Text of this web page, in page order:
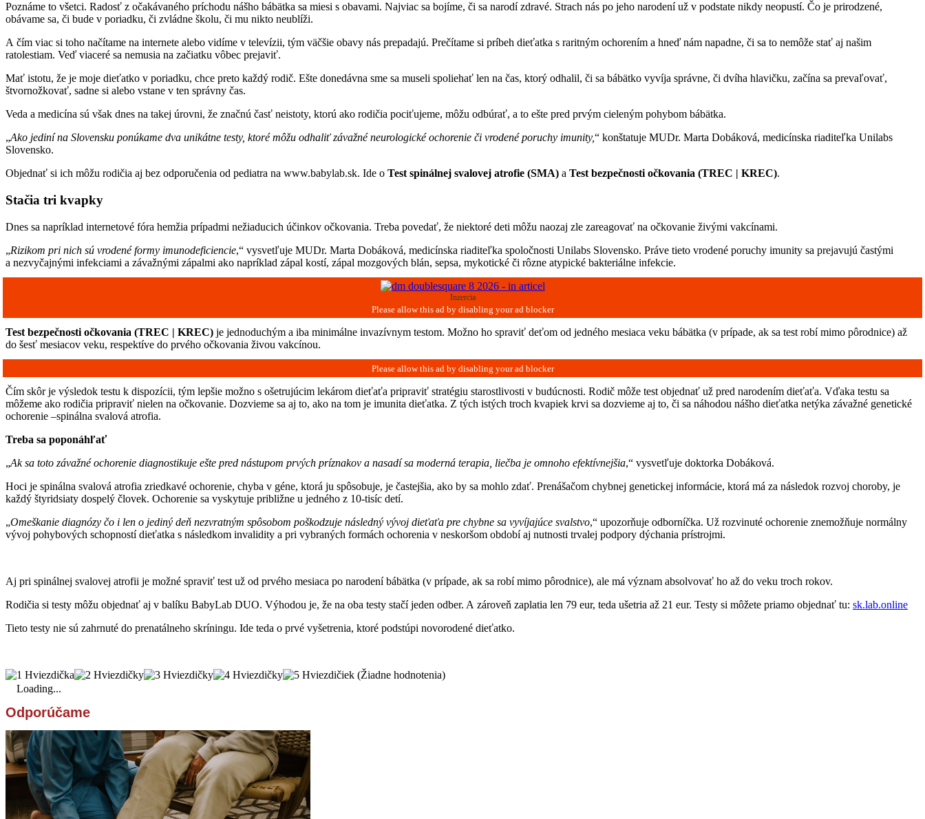
Poznáme to všetci. Radosť z očakávaného príchodu nášho bábätka sa miesi s obavami. Najviac sa bojíme, či sa narodí zdravé. Strach nás po jeho narodení už v podstate nikdy neopustí. Čo je prirodzené,
obávame sa, či bude v poriadku, či zvládne školu, či mu nikto neublíži.
A čím viac si toho načítame na internete alebo vidíme v televízii, tým väčšie obavy nás prepadajú. Prečítame si príbeh dieťatka s raritným ochorením a hneď nám napadne, či sa to nemôže stať aj našim
ratolestiam. Veď viaceré sa nemusia na začiatku vôbec prejaviť.
Mať istotu, že je moje dieťatko v poriadku, chce preto každý rodič. Ešte donedávna sme sa museli spoliehať len na čas, ktorý odhalil, či sa bábätko vyvíja správne, či dvíha hlavičku, začína sa prevaľovať,
štvornožkovať, sadne si alebo vstane v ten správny čas.
Veda a medicína sú však dnes na takej úrovni, že značnú časť neistoty, ktorú ako rodičia pociťujeme, môžu odbúrať, a to ešte pred prvým cieleným pohybom bábätka.
„Ako jediní na Slovensku ponúkame dva unikátne testy, ktoré môžu odhaliť závažné neurologické ochorenie či vrodené poruchy imunity,“ konštatuje MUDr. Marta Dobáková, medicínska riaditeľka Unilabs
Slovensko.
Objednať si ich môžu rodičia aj bez odporučenia od pediatra na www.babylab.sk. Ide o Test spinálnej svalovej atrofie (SMA) a Test bezpečnosti očkovania (TREC | KREC).
Stačia tri kvapky
Dnes sa napríklad internetové fóra hemžia prípadmi nežiaducich účinkov očkovania. Treba povedať, že niektoré deti môžu naozaj zle zareagovať na očkovanie živými vakcínami.
„Rizikom pri nich sú vrodené formy imunodeficiencie,“ vysvetľuje MUDr. Marta Dobáková, medicínska riaditeľka spoločnosti Unilabs Slovensko. Práve tieto vrodené poruchy imunity sa prejavujú častými
a nezvyčajnými infekciami a závažnými zápalmi ako napríklad zápal kostí, zápal mozgových blán, sepsa, mykotické či rôzne atypické bakteriálne infekcie.
Inzercia
Test bezpečnosti očkovania (TREC | KREC) je jednoduchým a iba minimálne invazívnym testom. Možno ho spraviť deťom od jedného mesiaca veku bábätka (v prípade, ak sa test robí mimo pôrodnice) až
do šesť mesiacov veku, respektíve do prvého očkovania živou vakcínou.
Čím skôr je výsledok testu k dispozícii, tým lepšie možno s ošetrujúcim lekárom dieťaťa pripraviť stratégiu starostlivosti v budúcnosti. Rodič môže test objednať už pred narodením dieťaťa. Vďaka testu sa
môžeme ako rodičia pripraviť nielen na očkovanie. Dozvieme sa aj to, ako na tom je imunita dieťatka. Z tých istých troch kvapiek krvi sa dozvieme aj to, či sa náhodou nášho dieťatka netýka závažné genetické
ochorenie –spinálna svalová atrofia.
Treba sa poponáhľať
„Ak sa toto závažné ochorenie diagnostikuje ešte pred nástupom prvých príznakov a nasadí sa moderná terapia, liečba je omnoho efektívnejšia,“ vysvetľuje doktorka Dobáková.
Hoci je spinálna svalová atrofia zriedkavé ochorenie, chyba v géne, ktorá ju spôsobuje, je častejšia, ako by sa mohlo zdať. Prenášačom chybnej genetickej informácie, ktorá má za následok rozvoj choroby, je
každý štyridsiaty dospelý človek. Ochorenie sa vyskytuje približne u jedného z 10-tisíc detí.
„Omeškanie diagnózy čo i len o jediný deň nezvratným spôsobom poškodzuje následný vývoj dieťaťa pre chybne sa vyvíjajúce svalstvo,“ upozorňuje odborníčka. Už rozvinuté ochorenie znemožňuje normálny
vývoj pohybových schopností dieťatka s následkom invalidity a pri vybraných formách ochorenia v neskoršom období aj nutnosti trvalej podpory dýchania prístrojmi.
Aj pri spinálnej svalovej atrofii je možné spraviť test už od prvého mesiaca po narodení bábätka (v prípade, ak sa robí mimo pôrodnice), ale má význam absolvovať ho až do veku troch rokov.
Rodičia si testy môžu objednať aj v balíku BabyLab DUO. Výhodou je, že na oba testy stačí jeden odber. A zároveň zaplatia len 79 eur, teda ušetria až 21 eur. Testy si môžete priamo objednať tu: sk.lab.online
Tieto testy nie sú zahrnuté do prenatálneho skríningu. Ide teda o prvé vyšetrenia, ktoré podstúpi novorodené dieťatko.
(Žiadne hodnotenia)
Loading...
Odporúčame